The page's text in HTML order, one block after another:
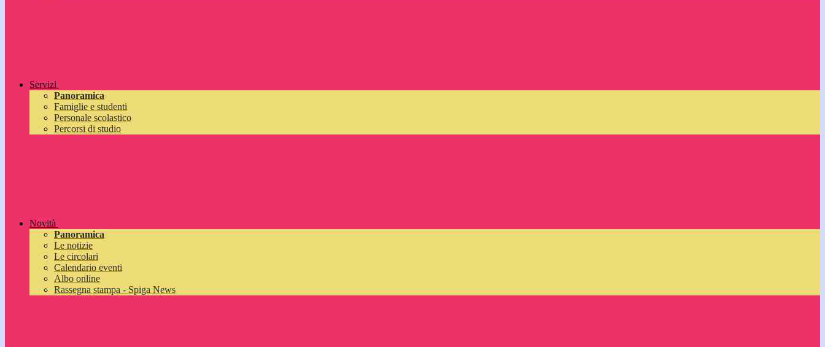
Servizi
Panoramica
Famiglie e studenti
Personale scolastico
Percorsi di studio
Novità
Panoramica
Le notizie
Le circolari
Calendario eventi
Albo online
Rassegna stampa - Spiga News